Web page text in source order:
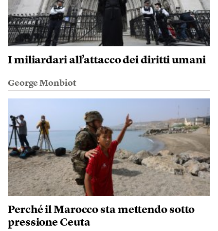
I miliardari all’attacco dei diritti umani
George Monbiot
Perché il Marocco sta mettendo sotto
pressione Ceuta